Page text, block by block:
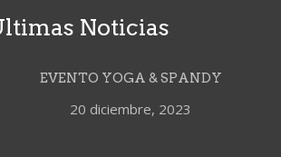
Noticias
EVENTO YOGA & SPANDY
20 diciembre, 2023